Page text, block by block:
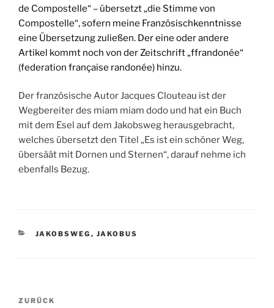
de Compostelle“ – übersetzt „die Stimme von
Compostelle“, sofern meine Französischkenntnisse
eine Übersetzung zuließen. Der eine oder andere
Artikel kommt noch von der Zeitschrift „ffrandonée“
(federation française randonée) hinzu.
Der französische Autor Jacques Clouteau ist der
Wegbereiter des miam miam dodo und hat ein Buch
mit dem Esel auf dem Jakobsweg herausgebracht,
welches übersetzt den Titel „Es ist ein schöner Weg,
übersäät mit Dornen und Sternen“, darauf nehme ich
ebenfalls Bezug.
KATEGORIEN
JAKOBSWEG , JAKOBUS
Beitragsnavigation
Vorheriger
ZURÜCK